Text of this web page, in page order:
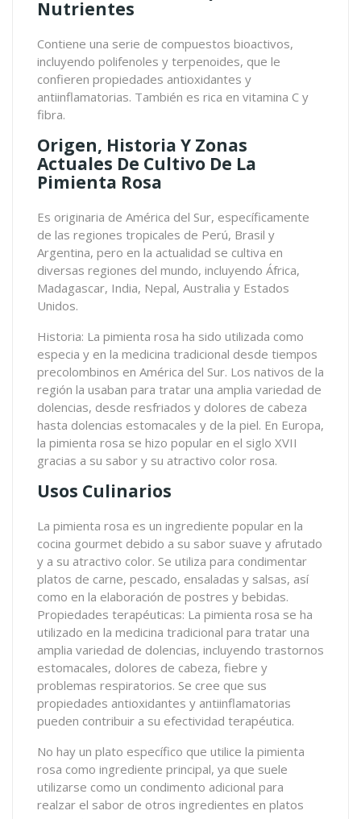
Nutrientes
Contiene una serie de compuestos bioactivos,
incluyendo polifenoles y terpenoides, que le
confieren propiedades antioxidantes y
antiinflamatorias. También es rica en vitamina C y
fibra.
Origen, Historia Y Zonas
Actuales De Cultivo De La
Pimienta Rosa
Es originaria de América del Sur, específicamente
de las regiones tropicales de Perú, Brasil y
Argentina, pero en la actualidad se cultiva en
diversas regiones del mundo, incluyendo África,
Madagascar, India, Nepal, Australia y Estados
Unidos.
Historia: La pimienta rosa ha sido utilizada como
especia y en la medicina tradicional desde tiempos
precolombinos en América del Sur. Los nativos de la
región la usaban para tratar una amplia variedad de
dolencias, desde resfriados y dolores de cabeza
hasta dolencias estomacales y de la piel. En Europa,
la pimienta rosa se hizo popular en el siglo XVII
gracias a su sabor y su atractivo color rosa.
Usos Culinarios
La pimienta rosa es un ingrediente popular en la
cocina gourmet debido a su sabor suave y afrutado
y a su atractivo color. Se utiliza para condimentar
platos de carne, pescado, ensaladas y salsas, así
como en la elaboración de postres y bebidas.
Propiedades terapéuticas: La pimienta rosa se ha
utilizado en la medicina tradicional para tratar una
amplia variedad de dolencias, incluyendo trastornos
estomacales, dolores de cabeza, fiebre y
problemas respiratorios. Se cree que sus
propiedades antioxidantes y antiinflamatorias
pueden contribuir a su efectividad terapéutica.
No hay un plato específico que utilice la pimienta
rosa como ingrediente principal, ya que suele
utilizarse como un condimento adicional para
realzar el sabor de otros ingredientes en platos